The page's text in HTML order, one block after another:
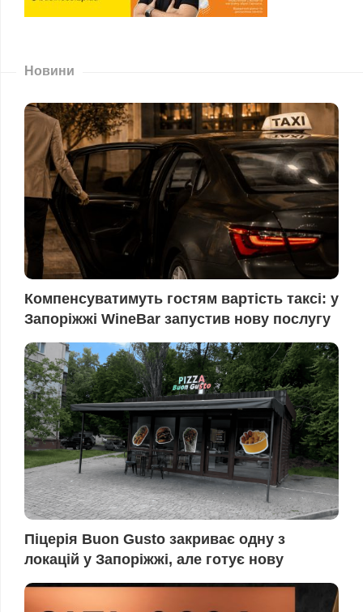
Новини
Компенсуватимуть гостям вартість таксі: у
Запоріжжі WineBar запустив нову послугу
Піцерія Buon Gusto закриває одну з
локацій у Запоріжжі, але готує нову